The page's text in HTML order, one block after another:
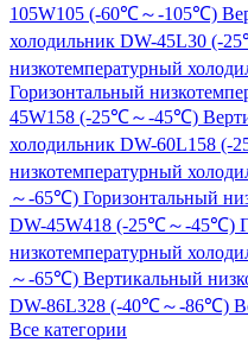
105W105 (-60℃～-105℃)
холодильник DW-45L30 (-
низкотемпературный
Горизонтальный
45W158 (-25℃～-45℃)
холодильник DW-60L158
низкотемпературный
～-65℃) Горизонтальный
DW-45W418 (-25℃～-45℃)
низкотемпературный
～-65℃) Вертикальный
DW-86L328 (-40℃～-86℃)
Все категории